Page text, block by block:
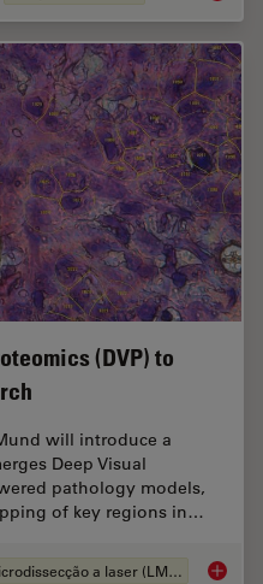
(DVP) to
will introduce a
Deep Visual
pathology models,
of key regions in…
Microdissecção a laser (LMD) AI